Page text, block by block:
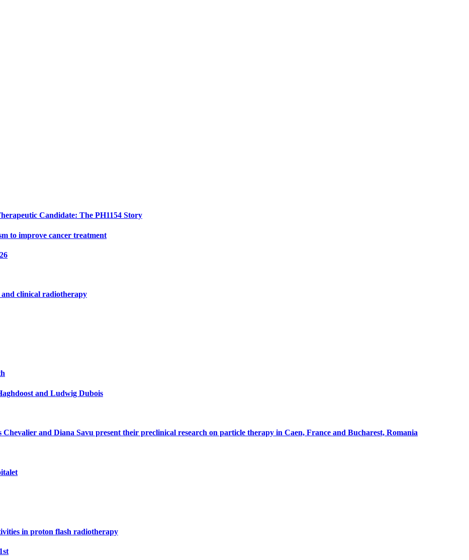
Candidate: The PH1154 Story
to improve cancer treatment
and clinical radiotherapy
and Ludwig Dubois
Chevalier and Diana Savu present their preclinical research on particle therapy in Caen, France and Bucharest, Romania
in proton flash radiotherapy